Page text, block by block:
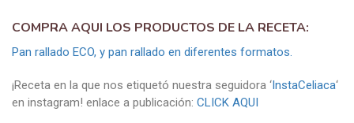
COMPRA AQUI LOS PRODUCTOS DE LA RECETA:
Pan rallado ECO, y pan rallado en diferentes formatos.
¡Receta en la que nos etiquetó nuestra seguidora ‘InstaCeliaca‘
en instagram! enlace a publicación: CLICK AQUI